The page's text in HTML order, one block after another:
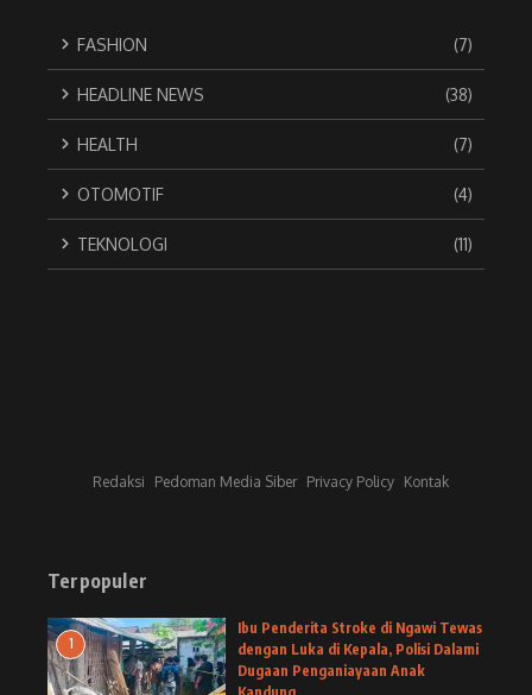
FASHION (7)
HEADLINE NEWS (38)
HEALTH (7)
OTOMOTIF (4)
TEKNOLOGI (11)
Redaksi Pedoman Media Siber Privacy Policy Kontak
Terpopuler
1
Ibu Penderita Stroke di Ngawi Tewas
dengan Luka di Kepala, Polisi Dalami
Dugaan Penganiayaan Anak